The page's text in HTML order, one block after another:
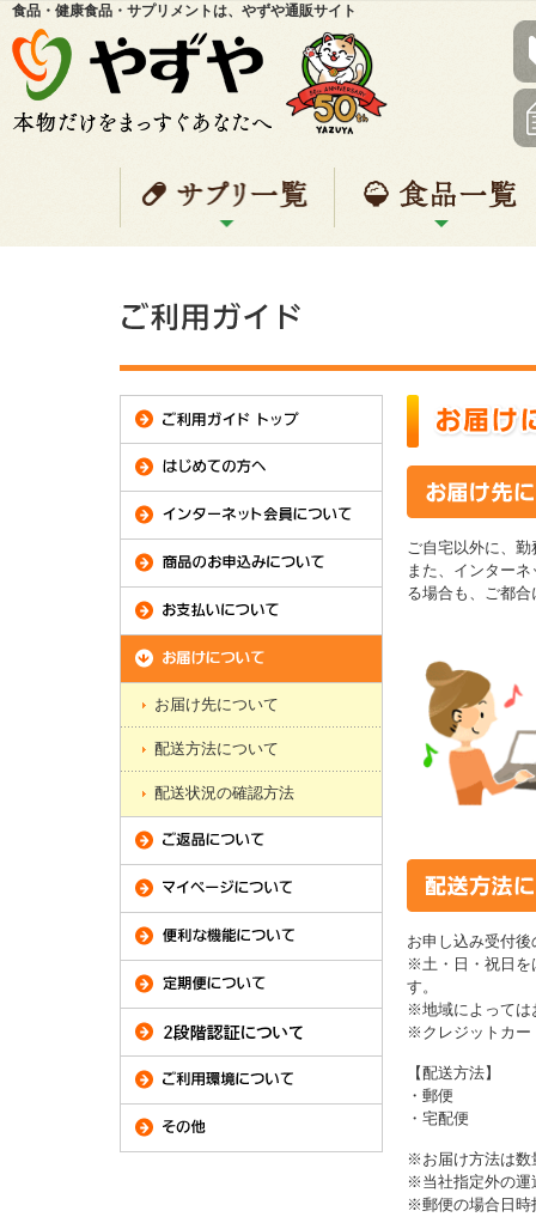
食品・健康食品・サプリメントは、やずや通販サイト
サプリ一覧
お届け先について
配送方法について
配送状況の確認方法
ご自宅以外に、
また、インター
る場合も、ご都
お申し込み受付
※土・日・祝日を
す。
※地域によっては
※クレジットカー
【配送方法】
・郵便
・宅配便
※お届け方法は数
※当社指定外の運
※郵便の場合日時